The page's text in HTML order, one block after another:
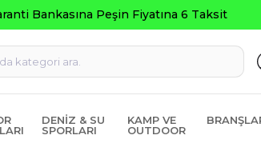
DENIZ & SU
SPORLARI
KAMP VE
OUTDOOR